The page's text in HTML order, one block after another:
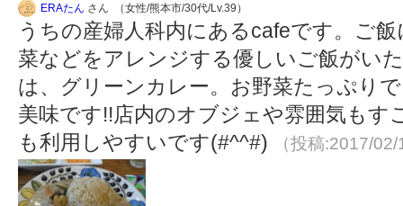
ERAたん さん （女性/熊本市/30代/Lv.39）
うちの産婦人科内にあるcafeです。ご
菜などをアレンジする優しいご飯がい
は、グリーンカレー。お野菜たっぷり
美味です!!店内のオブジェや雰囲気もす
も利用しやすいです(#^^#)
（投稿:2017/